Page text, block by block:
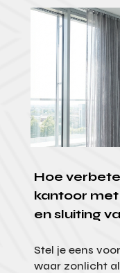
Hoe
kantoor
en sluiting
Stel je eens
waar zonlicht